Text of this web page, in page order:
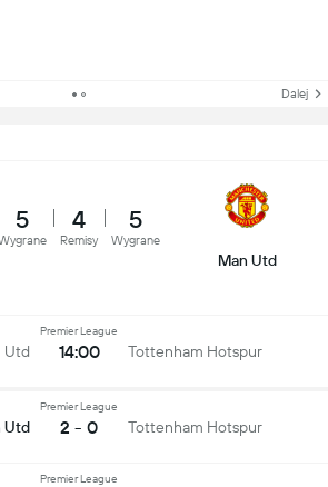
Dalej
5 4
Remisy
5
Wygrane
Man Utd
Utd
Premier League
14:00 Tottenham Hotspur
Utd
Premier League
2 - 0 Tottenham Hotspur
Premier League